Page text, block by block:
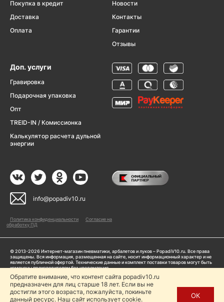
Покупка в кредит
Доставка
Оплата
Новости
Контакты
Гарантии
Отзывы
Доп. услуги
Гравировка
Подарочная упаковка
Опт
TREID-IN / Комиссионка
Калькулятор расчета дульной
энергии
info@popadiv10.ru
Политика конфиденциальности
Согласие на
обработку ПД
© 2013-2026 Интернет-магазин пневматики, арбалетов и луков – PopadiV10.ru. Все права
защищены. Вся информация, размещенная на сайте, носит информационный характер и не
является публичной офертой. Технические данные и комплект поставки товаров могут быть
изменены производителем без уведомления
Пользуясь сайтом Popadiv10.ru, пользователь автоматически соглашается с условиями,
прописанными в
Политике конфиденциальности
Копирование любой информации (тексты, фото, видео и др.) с сайта Popadiv10 запрещено,
Обратите внимание, что контент сайта popadiv10.ru
предназначен для лиц старше 18 лет. Если вы не
достигли этого возраста, пожалуйста, покиньте
данный ресурс. Наш сайт использует cookie.
ОК